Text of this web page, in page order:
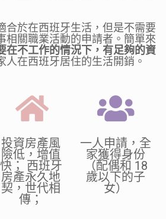
合於在西班牙生活，但是不需要
相關職業活動的申請者。簡單來
在不工作的情況下，有足夠的資
人在西班牙居住的生活開銷。
投資房產風
險低，增值
快； 西班牙
房產永久地
契，世代相
傳；
一人申請，全
家獲得身份
（配偶和 18
歲以下的子
女）